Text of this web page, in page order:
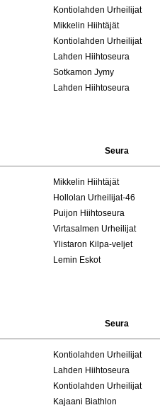
Kontiolahden Urheilijat
Mikkelin Hiihtäjät
Kontiolahden Urheilijat
Lahden Hiihtoseura
Sotkamon Jymy
Lahden Hiihtoseura
Seura
Mikkelin Hiihtäjät
Hollolan Urheilijat-46
Puijon Hiihtoseura
Virtasalmen Urheilijat
Ylistaron Kilpa-veljet
Lemin Eskot
Seura
Kontiolahden Urheilijat
Lahden Hiihtoseura
Kontiolahden Urheilijat
Kajaani Biathlon